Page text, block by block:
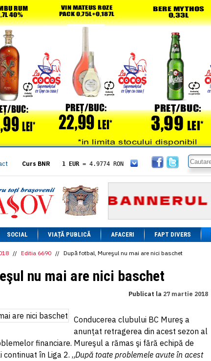
Curs BNR 1 EUR = 4.9774 RON
= 5.8304 RON
1 XAU= 464.4611 RON
1 AED= 1.1933 RON
1 AUD= 2.7957 RON
1 BGN= 2.5449 RON
1 CAD= 3.1559 RON
1 CHF= 5.2813 RON
1 CNY= 0.6015 RON
1 DKK
= 0.6668 RON
1 EGP
= 0.0860 RON
1 KRW
1 MDL= 0.2538 RON
1 MXN= 0.2227 RON
1 NOK= 0.4191 RON
= 2.6097 RON
1 PLN= 1.1646 RON
SOCIAL VIAȚĂ PUBLICĂ AFACERI FAPT DIVERS
// Editia 6690 // După fotbal, Mureşul nu mai are nici baschet
nu mai are nici baschet
Publicat la 27 martie 2018
Conducerea clubului BC Mureş a
anunţat retragerea din acest sezon al
financiare. Mureşul a rămas şi fără echipă de
continuat în Liga 2. „După toate problemele avute în acest